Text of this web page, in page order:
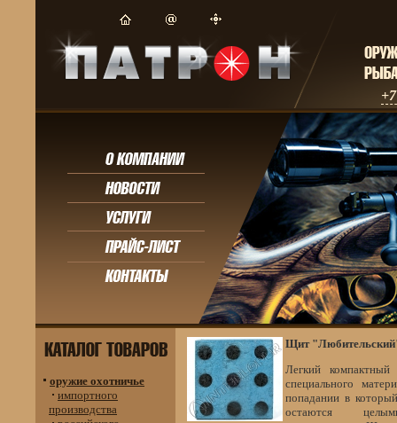
оружие охотничье
импортного
производства
Щит
Легкий
специального
попадании в
остаются